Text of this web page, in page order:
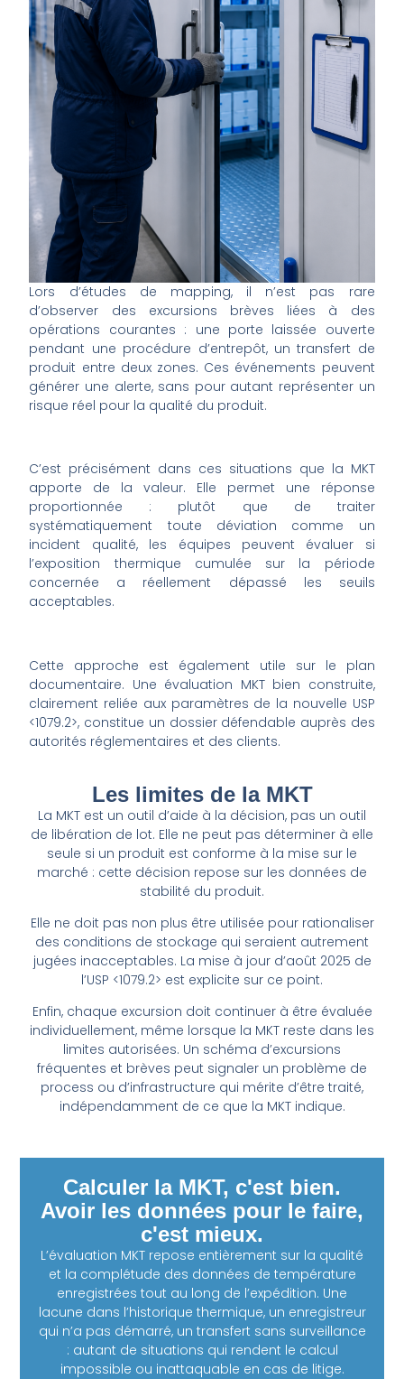
Lors d’études de mapping, il n’est pas rare
d’observer des excursions brèves liées à des
opérations courantes : une porte laissée ouverte
pendant une procédure d’entrepôt, un transfert de
produit entre deux zones. Ces événements peuvent
générer une alerte, sans pour autant représenter un
risque réel pour la qualité du produit.
C’est précisément dans ces situations que la MKT
apporte de la valeur. Elle permet une réponse
proportionnée : plutôt que de traiter
systématiquement toute déviation comme un
incident qualité, les équipes peuvent évaluer si
l’exposition thermique cumulée sur la période
concernée a réellement dépassé les seuils
acceptables.
Cette approche est également utile sur le plan
documentaire. Une évaluation MKT bien construite,
clairement reliée aux paramètres de la nouvelle USP
<1079.2>, constitue un dossier défendable auprès des
autorités réglementaires et des clients.
Les limites de la MKT
La MKT est un outil d’aide à la décision, pas un outil
de libération de lot. Elle ne peut pas déterminer à elle
seule si un produit est conforme à la mise sur le
marché : cette décision repose sur les données de
stabilité du produit.
Elle ne doit pas non plus être utilisée pour rationaliser
des conditions de stockage qui seraient autrement
jugées inacceptables. La mise à jour d’août 2025 de
l’USP <1079.2> est explicite sur ce point.
Enfin, chaque excursion doit continuer à être évaluée
individuellement, même lorsque la MKT reste dans les
limites autorisées. Un schéma d’excursions
fréquentes et brèves peut signaler un problème de
process ou d’infrastructure qui mérite d’être traité,
indépendamment de ce que la MKT indique.
Calculer la MKT, c'est bien.
Avoir les données pour le faire,
c'est mieux.
L’évaluation MKT repose entièrement sur la qualité
et la complétude des données de température
enregistrées tout au long de l’expédition. Une
lacune dans l’historique thermique, un enregistreur
qui n’a pas démarré, un transfert sans surveillance
: autant de situations qui rendent le calcul
impossible ou inattaquable en cas de litige.